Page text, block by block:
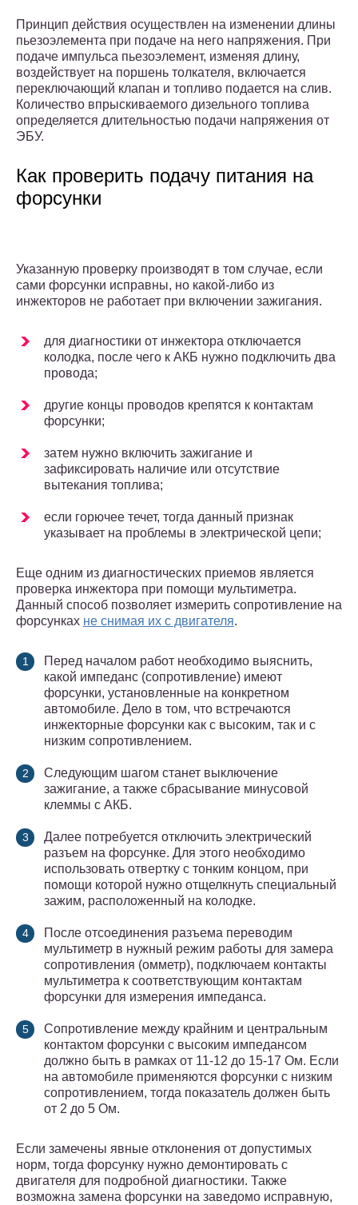
Принцип действия осуществлен на изменении длины
пьезоэлемента при подаче на него напряжения. При
подаче импульса пьезоэлемент, изменяя длину,
воздействует на поршень толкателя, включается
переключающий клапан и топливо подается на слив.
Количество впрыскиваемого дизельного топлива
определяется длительностью подачи напряжения от
ЭБУ.
Как проверить подачу питания на
форсунки
Указанную проверку производят в том случае, если
сами форсунки исправны, но какой-либо из
инжекторов не работает при включении зажигания.
для диагностики от инжектора отключается
колодка, после чего к АКБ нужно подключить два
провода;
другие концы проводов крепятся к контактам
форсунки;
затем нужно включить зажигание и
зафиксировать наличие или отсутствие
вытекания топлива;
если горючее течет, тогда данный признак
указывает на проблемы в электрической цепи;
Еще одним из диагностических приемов является
проверка инжектора при помощи мультиметра.
Данный способ позволяет измерить сопротивление на
форсунках не снимая их с двигателя.
Перед началом работ необходимо выяснить,
какой импеданс (сопротивление) имеют
форсунки, установленные на конкретном
автомобиле. Дело в том, что встречаются
инжекторные форсунки как с высоким, так и с
низким сопротивлением.
Следующим шагом станет выключение
зажигание, а также сбрасывание минусовой
клеммы с АКБ.
Далее потребуется отключить электрический
разъем на форсунке. Для этого необходимо
использовать отвертку с тонким концом, при
помощи которой нужно отщелкнуть специальный
зажим, расположенный на колодке.
После отсоединения разъема переводим
мультиметр в нужный режим работы для замера
сопротивления (омметр), подключаем контакты
мультиметра к соответствующим контактам
форсунки для измерения импеданса.
Сопротивление между крайним и центральным
контактом форсунки с высоким импедансом
должно быть в рамках от 11-12 до 15-17 Ом. Если
на автомобиле применяются форсунки с низким
сопротивлением, тогда показатель должен быть
от 2 до 5 Ом.
Если замечены явные отклонения от допустимых
норм, тогда форсунку нужно демонтировать с
двигателя для подробной диагностики. Также
возможна замена форсунки на заведомо исправную,